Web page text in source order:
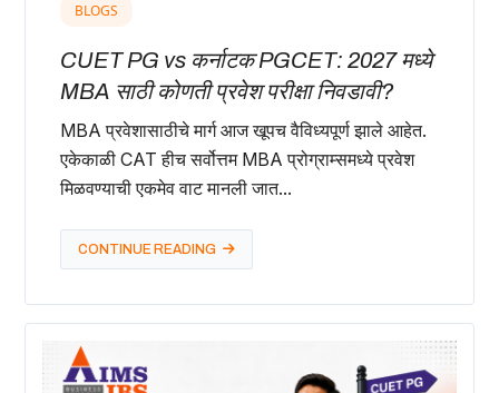
BLOGS
CUET PG vs कर्नाटक PGCET: 2027 मध्ये
MBA साठी कोणती प्रवेश परीक्षा निवडावी?
MBA प्रवेशासाठीचे मार्ग आज खूपच वैविध्यपूर्ण झाले आहेत.
एकेकाळी CAT हीच सर्वोत्तम MBA प्रोग्राम्समध्ये प्रवेश
मिळवण्याची एकमेव वाट मानली जात...
CONTINUE READING